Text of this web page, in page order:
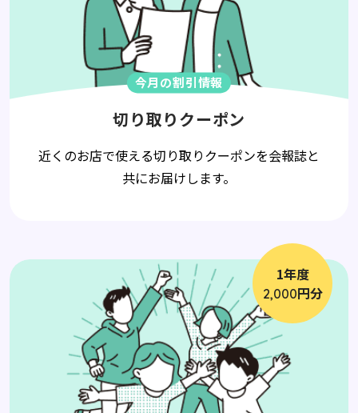
今月の割引情報
切り取りクーポン
近くのお店で使える切り取りクーポンを会報誌と
共にお届けします。
1年度
2,000円分